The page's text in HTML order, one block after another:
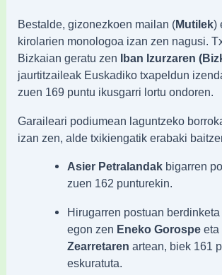
Bestalde, gizonezkoen mailan (Mutilek)
kirolarien monologoa izan zen nagusi.
Bizkaian geratu zen
Iban Izurzaren
jaurtitzaileak Euskadiko txapeldun
zuen 169 puntu ikusgarri lortu ondoren.
Garaileari podiumean laguntzeko
izan zen, alde txikiengatik erabaki
Asier Petralandakbigarren
zuen 162 punturekin.
Hirugarren postuan
egon zen Eneko Gorospeeta
Zearretaren artean, biek 161
eskuratuta.